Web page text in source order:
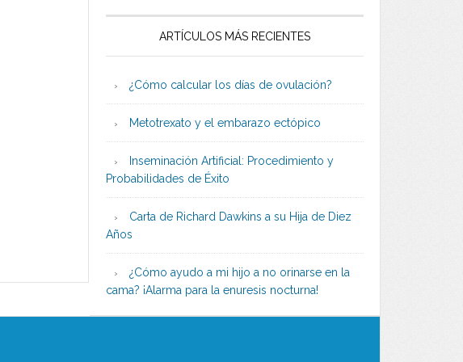
ARTÍCULOS MÁS RECIENTES
¿Cómo calcular los días de ovulación?
Metotrexato y el embarazo ectópico
Inseminación Artificial: Procedimiento y
Probabilidades de Éxito
Carta de Richard Dawkins a su Hija de Diez
Años
¿Cómo ayudo a mi hijo a no orinarse en la
cama? ¡Alarma para la enuresis nocturna!